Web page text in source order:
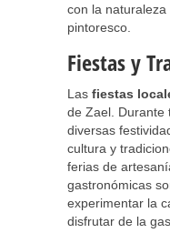
con la
pintoresco.
Fiestas y
Las fiestas
de Zael. Durante
diversas
cultura y
ferias de
gastronómicas
experimentar la
disfrutar de la